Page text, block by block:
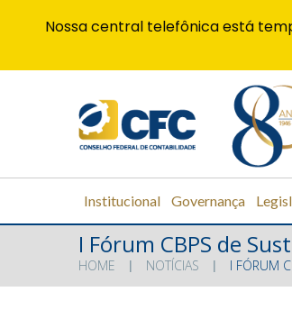
Institucional Governança
I Fórum CBPS de
HOME NOTÍCIAS I FÓRUM
Nossa central telefônica está